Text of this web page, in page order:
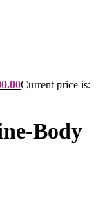
Current price is:
Body